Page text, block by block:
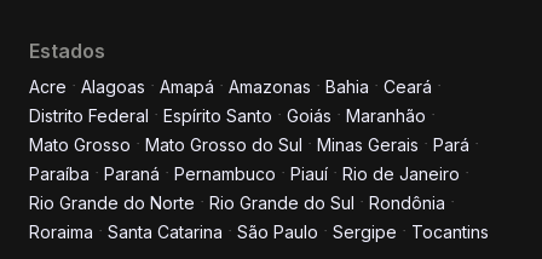
Informe seus dados para
conversar conosco!
Estados
Acre Alagoas Amapá Amazonas Bahia
Ceará
Distrito Federal
Espírito Santo Goiás
Maranhão
Mato Grosso
Mato Grosso do Sul Minas Gerais
Pará
Paraíba
Paraná Pernambuco Piauí
Rio de Janeiro
Rio Grande do Norte
Rio Grande do Sul
Rondônia
Roraima
Santa Catarina São Paulo Sergipe Tocantins